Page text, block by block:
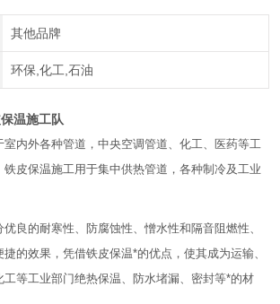
其他品牌
环保,化工,石油
温施工队
内外各种管道，中央空调管道、化工、医药等工
皮保温施工用于集中供热管道，各种制冷及工业
良的耐寒性、防腐蚀性、憎水性和隔音阻燃性、
的效果，凭借铁皮保温*的优点，使其成为运输、
等工业部门绝热保温、防水堵漏、密封等*的材